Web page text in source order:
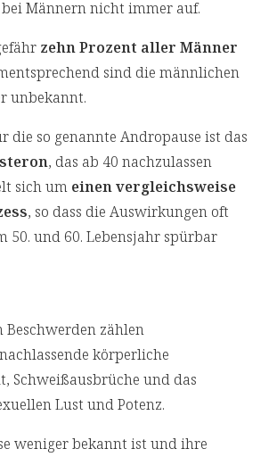
Männern nicht immer auf.
zehn Prozent aller Männer
sind die männlichen
unbekannt.
so genannte Andropause ist das
, das ab 40 nachzulassen
sich um einen vergleichsweise
, so dass die Auswirkungen oft
50. und 60. Lebensjahr spürbar
Beschwerden zählen
körperliche
Schweißausbrüche und das
Lust und Potenz.
weniger bekannt ist und ihre